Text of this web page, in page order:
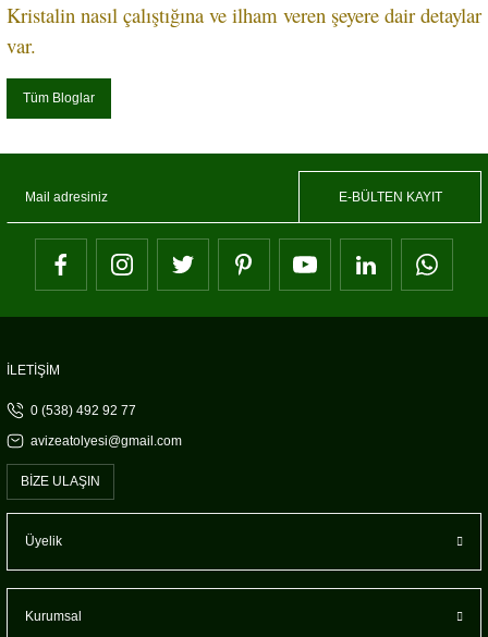
Kristalin nasıl çalıştığına ve ilham veren şeyere dair detaylar
var.
Tüm Bloglar
E-BÜLTEN KAYIT
İLETİŞİM
0 (538) 492 92 77
avizeatolyesi@gmail.com
BİZE ULAŞIN
Üyelik
Kurumsal